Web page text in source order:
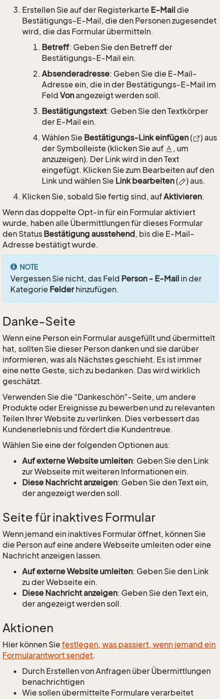
Erstellen Sie auf der Registerkarte E-Mail die
Bestätigungs-E-Mail, die den Personen zugesendet
wird, die das Formular übermitteln.
Betreff: Geben Sie den Betreff der
Bestätigungs-E-Mail ein.
Absenderadresse: Geben Sie die E-Mail-
Adresse ein, die in der Bestätigungs-E-Mail im
Feld Vonangezeigt werden soll.
Bestätigungstext: Geben Sie den Textkörper
der E-Mail ein.
Wählen Sie Bestätigungs-Link einfügen(
) aus
der Symbolleiste (klicken Sie auf
, um
anzuzeigen). Der Link wird in den Text
eingefügt. Klicken Sie zum Bearbeiten auf den
Link und wählen Sie Link bearbeiten(
) aus.
Klicken Sie, sobald Sie fertig sind, aufAktivieren.
Wenn das doppelte Opt-in für ein Formular aktiviert
wurde, haben alle Übermittlungen für dieses Formular
den Status Bestätigung ausstehend, bis die E-Mail-
Adresse bestätigt wurde.
NOTE
Vergessen Sie nicht, das Feld Person - E-Mail in der
Kategorie Felder hinzufügen.
Danke-Seite
Wenn eine Person ein Formular ausgefüllt und übermittelt
hat, sollten Sie dieser Person danken und sie darüber
informieren, was als Nächstes geschieht. Es ist immer
eine nette Geste, sich zu bedanken. Das wird wirklich
geschätzt.
Verwenden Sie die "Dankeschön"-Seite, um andere
Produkte oder Ereignisse zu bewerben und zu relevanten
Teilen Ihrer Website zu verlinken. Dies verbessert das
Kundenerlebnis und fördert die Kundentreue.
Wählen Sie eine der folgenden Optionen aus:
Auf externe Website umleiten: Geben Sie den Link
zur Webseite mit weiteren Informationen ein.
Diese Nachricht anzeigen: Geben Sie den Text ein,
der angezeigt werden soll.
Seite für inaktives Formular
Wenn jemand ein inaktives Formular öffnet, können Sie
die Person auf eine andere Webseite umleiten oder eine
Nachricht anzeigen lassen.
Auf externe Website umleiten: Geben Sie den Link
zu der Webseite ein.
Diese Nachricht anzeigen: Geben Sie den Text ein,
der angezeigt werden soll.
Aktionen
Hier können Sie festlegen, was passiert, wenn jemand ein
Formularantwort sendet.
Durch Erstellen von Anfragen über Übermittlungen
benachrichtigen
Wie sollen übermittelte Formulare verarbeitet